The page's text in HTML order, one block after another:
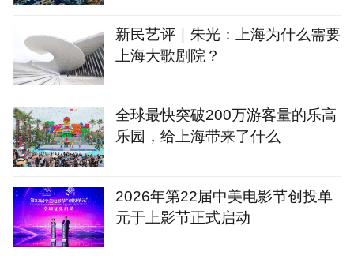
新民艺评｜朱光：上海为什么需要
上海大歌剧院？
全球最快突破200万游客量的乐高
乐园，给上海带来了什么
2026年第22届中美电影节创投单
元于上影节正式启动